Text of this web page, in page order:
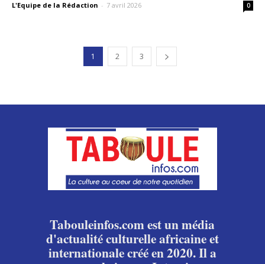
L'Equipe de la Rédaction - 7 avril 2026 0
1 2 3
Tabouleinfos.com est un média
d'actualité culturelle africaine et
internationale créé en 2020. Il a